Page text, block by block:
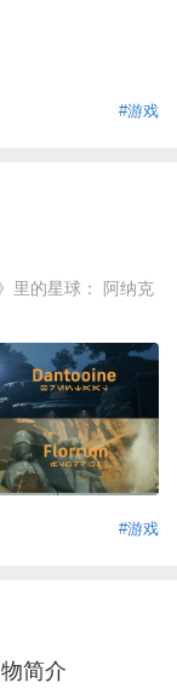
#游戏
里的星球： 阿纳克
#游戏
简介